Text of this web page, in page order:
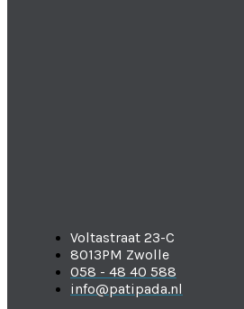
Voltastraat 23-C
8013PM Zwolle
058 - 48 40 588
info@patipada.nl